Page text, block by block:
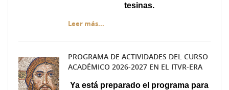
tesinas.
Leer más...
Captura.JPG
Captura.JPG
PROGRAMA DE ACTIVIDADES DEL CURSO
ACADÉMICO 2026-2027 EN EL ITVR-ERA
Ya está preparado el programa para